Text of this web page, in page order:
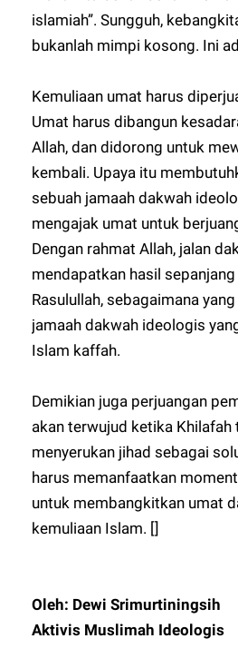
islamiah”. Sungguh,
bukanlah mimpi kosong. Ini
Kemuliaan umat harus
Umat harus dibangun
Allah, dan didorong untuk
kembali. Upaya itu
sebuah jamaah dakwah
mengajak umat untuk
Dengan rahmat Allah, jalan
mendapatkan hasil
Rasulullah, sebagaimana
jamaah dakwah ideologis
Islam kaffah.
Demikian juga perjuangan
akan terwujud ketika Khilafah
menyerukan jihad sebagai
harus memanfaatkan
untuk membangkitkan umat
kemuliaan Islam. []
Oleh: Dewi Srimurtiningsih
Aktivis Muslimah Ideologis